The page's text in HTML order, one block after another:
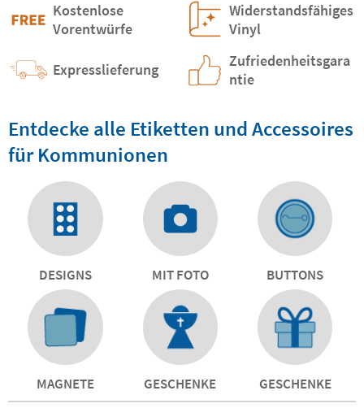
Kostenlose
Vorentwürfe
Widerstandsfähiges
Vinyl
Expresslieferung
Zufriedenheitsgara
ntie
Entdecke alle Etiketten und Accessoires
für Kommunionen
DESIGNS MIT FOTO BUTTONS
MAGNETE GESCHENKE GESCHENKE